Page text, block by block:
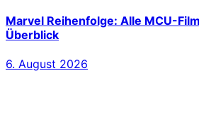
Marvel Reihenfolge: Alle MCU-
Überblick
6. August 2026